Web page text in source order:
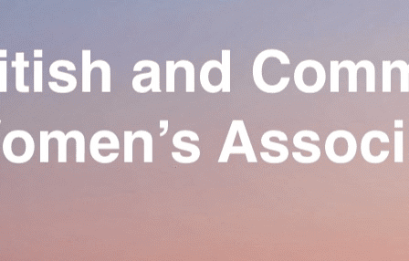
Exporter uniquement les colonnes affichées
Ajoutez un logo, un bouton, des réseaux sociaux